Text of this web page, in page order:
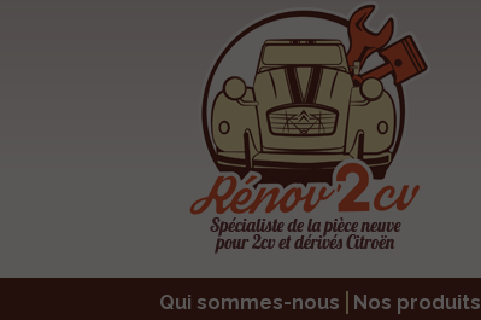
Qui sommes-nous Nos produits